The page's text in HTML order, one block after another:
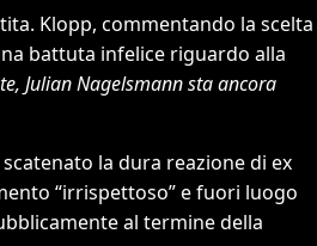
Klopp, commentando la scelta
battuta infelice riguardo alla
Julian Nagelsmann sta ancora
la dura reazione di ex
“irrispettoso” e fuori luogo
al termine della